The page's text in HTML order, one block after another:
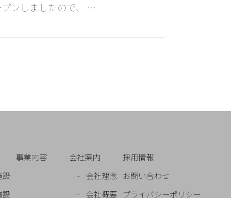
ンしましたので、 …
設
設
事業内容
会社案内
会社理念
会社概要
採用情報
お問い合わせ
プライバシーポリシー